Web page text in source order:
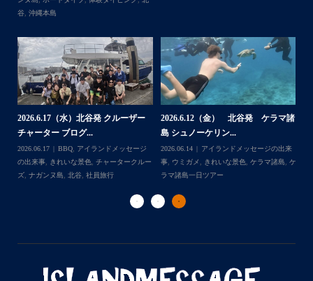
プです
2026.7.28（火） 北谷発 ケラマ諸
島 体験ダイビング...
2026.07.30
アイランドメッセージの出来
事,ウミウシ ,きれいな景色, ケラマ諸島,ケ
ラマ諸島一日ツアー,スノーケリング, 体験
ダイビング,北谷
2026.7.23 北谷発 慶良間行き 体
験ダイビング＆シュ...
きれいな景色 ケラマ諸島
ケ
ラマ諸島一日ツアー
,スノーケリング,ダイ
ビングポイント